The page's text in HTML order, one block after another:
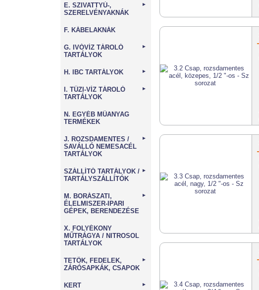
E. SZIVATTYÚ-,
SZERELVÉNYAKNÁK
►
F. KÁBELAKNÁK
G. IVÓVÍZ TÁROLÓ
TARTÁLYOK
►
H. IBC TARTÁLYOK ►
I. TŰZI-VÍZ TÁROLÓ
TARTÁLYOK
►
N. EGYÉB MŰANYAG
TERMÉKEK
J. ROZSDAMENTES /
SAVÁLLÓ NEMESACÉL
TARTÁLYOK
►
SZÁLLÍTÓ TARTÁLYOK /
TARTÁLYSZÁLLÍTÓK
►
M. BORÁSZATI,
ÉLELMISZER-IPARI
GÉPEK, BERENDEZÉSE
►
X. FOLYÉKONY
MŰTRÁGYA / NITROSOL
TARTÁLYOK
TETŐK, FEDELEK,
ZÁRÓSAPKÁK, CSAPOK
►
KERT ►